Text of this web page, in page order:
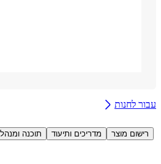
עבור לחנות
רישום מוצר מדריכים ותיעוד תוכנה